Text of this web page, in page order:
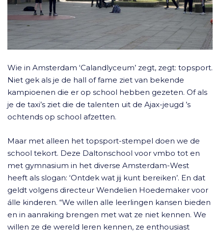
Wie in Amsterdam ‘Calandlyceum’ zegt, zegt: topsport.
Niet gek als je de hall of fame ziet van bekende
kampioenen die er op school hebben gezeten. Of als
je de taxi’s ziet die de talenten uit de Ajax-jeugd ’s
ochtends op school afzetten.
Maar met alleen het topsport-stempel doen we de
school tekort. Deze Daltonschool voor vmbo tot en
met gymnasium in het diverse Amsterdam-West
heeft als slogan: ‘Ontdek wat jij kunt bereiken’. En dat
geldt volgens directeur Wendelien Hoedemaker voor
álle kinderen. “We willen alle leerlingen kansen bieden
en in aanraking brengen met wat ze niet kennen. We
willen ze de wereld leren kennen, ze enthousiast